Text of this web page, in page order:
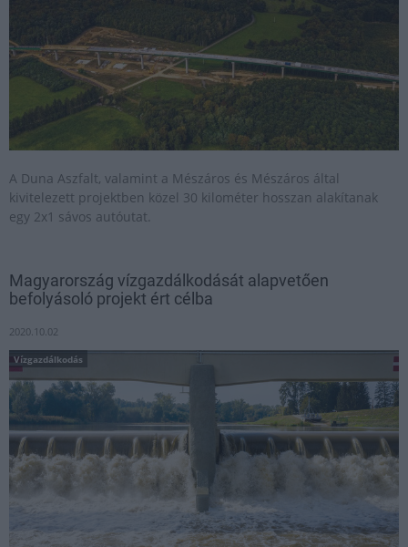
A Duna Aszfalt, valamint a Mészáros és Mészáros által
kivitelezett projektben közel 30 kilométer hosszan alakítanak
egy 2x1 sávos autóutat.
Magyarország vízgazdálkodását alapvetően
befolyásoló projekt ért célba
2020.10.02
Vízgazdálkodás